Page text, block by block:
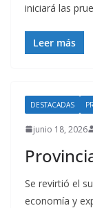
iniciará las
Leer más
DESTACADAS
junio 18, 2026
Se revirtió el
economía y